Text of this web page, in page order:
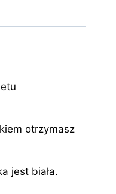
otrzymasz
jest biała.